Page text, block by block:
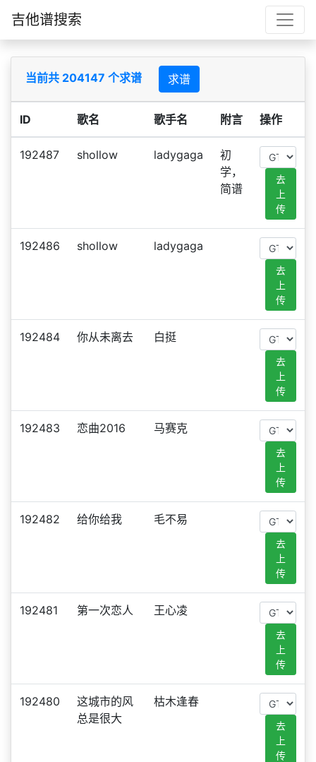
吉他谱搜索
当前共 204147 个求谱 求谱
ID 歌名 歌手名 附言 操作
192487 shollow ladygaga
初
学，
简谱
去
上
传
192486 shollow ladygaga
去
上
传
192484 你从未离去 白挺
去
上
传
192483 恋曲2016 马赛克
去
上
传
192482 给你给我 毛不易
去
上
传
192481 第一次恋人 王心凌
去
上
传
192480
这城市的风
总是很大
枯木逢春
去
上
传